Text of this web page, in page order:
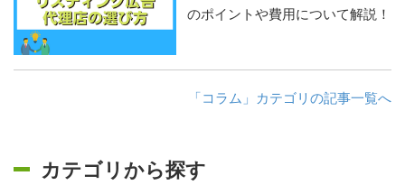
のポイントや費用について解説！
「コラム」カテゴリの記事一覧へ
カテゴリから探す